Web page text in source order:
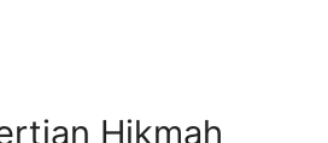
Hikmah